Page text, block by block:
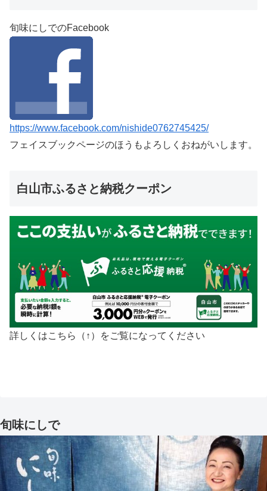
旬味にしでのFacebook
https://www.facebook.com/nishide0762745425/
フェイスブックページのほうもよろしくおねがいします。
白山市ふるさと納税クーポン
詳しくはこちら（↑）をご覧になってください
旬味にしで